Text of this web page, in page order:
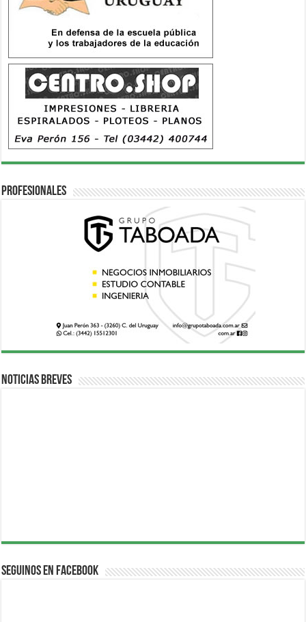
Profesionales
Noticias breves
Seguinos en Facebook